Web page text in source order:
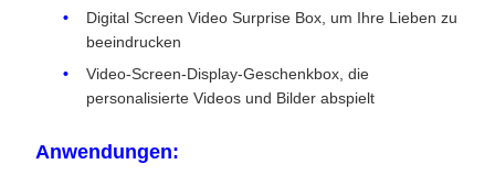
Digital Screen Video Surprise Box, um Ihre Lieben zu
beeindrucken
Video-Screen-Display-Geschenkbox, die
personalisierte Videos und Bilder abspielt
Anwendungen: